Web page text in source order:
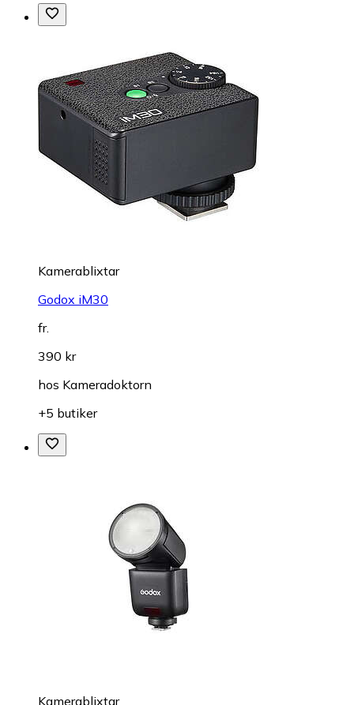
Kamerablixtar
Godox iM30
fr.
390 kr
hos Kameradoktorn
+5 butiker
Kamerablixtar